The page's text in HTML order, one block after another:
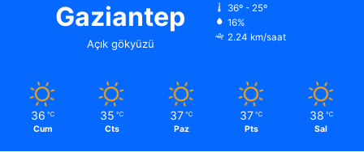
Gaziantep
Açık gökyüzü
36º - 25º
16%
2.24 km/saat
36 ℃
Cum
35 ℃
Cts
37 ℃
Paz
37 ℃
Pts
38 ℃
Sal